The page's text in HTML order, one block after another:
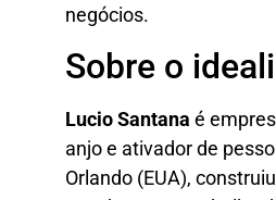
negócios.
Sobre o
Lucio Santana é
anjo e ativador de
Orlando (EUA),